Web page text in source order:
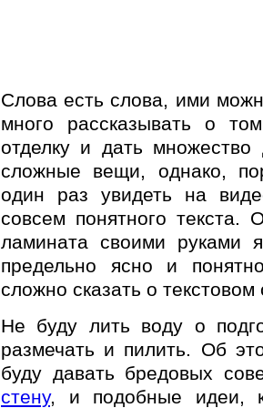
Слова есть слова, ими
много рассказывать о
отделку и дать
сложные вещи, однако,
один раз увидеть на
совсем понятного текста.
ламината своими руками
предельно ясно и
сложно сказать о текстовом
Не буду лить воду о
размечать и пилить. Об
буду давать бредовых
стену, и подобные идеи,